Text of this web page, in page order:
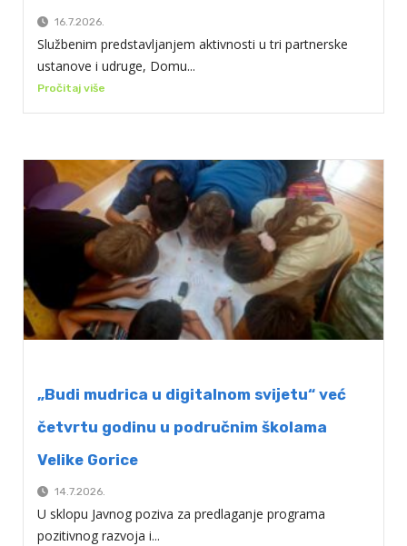
16.7.2026.
Službenim predstavljanjem aktivnosti u tri partnerske
ustanove i udruge, Domu...
Pročitaj više
„Budi mudrica u digitalnom svijetu“ već
četvrtu godinu u područnim školama
Velike Gorice
14.7.2026.
U sklopu Javnog poziva za predlaganje programa
pozitivnog razvoja i...